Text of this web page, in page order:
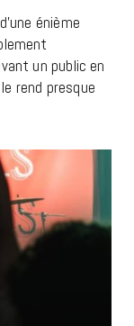
énième
un public en
rend presque